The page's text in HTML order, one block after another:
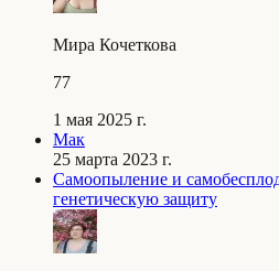
Мира Кочеткова
77
1 мая 2025 г.
Мак
25 марта 2023 г.
Самоопыление и
генетическую защиту